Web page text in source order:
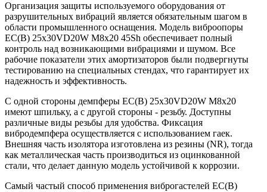
Организация защиты используемого оборудования от
разрушительных вибраций является обязательным шагом в
области промышленного оснащения. Модель виброопоры
EC(B) 25x30VD20W M8x20 45Sh обеспечивает полный
контроль над возникающими вибрациями и шумом. Все
рабочие показатели этих амортизаторов были подвергнуты
тестированию на специальных стендах, что гарантирует их
надежность и эффективность.
С одной стороны демпферы EC(B) 25x30VD20W M8x20
имеют шпильку, а с другой стороны - резьбу. Доступны
различные виды резьбы для удобства. Фиксация
вибродемпфера осуществляется с использованием гаек.
Внешняя часть изолятора изготовлена из резины (NR), тогда
как металлическая часть производиться из оцинкованной
стали, что делает данную модель устойчивой к коррозии.
Самый частый способ применения виброгастелей EC(B)